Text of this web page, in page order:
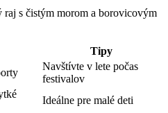
raj s čistým morom a borovicovým​
Tipy
Navštívte v lete počas
festivalov
Ideálne pre malé deti